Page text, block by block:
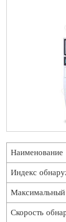
Наименование
Индекс
Максимальный
Скорость